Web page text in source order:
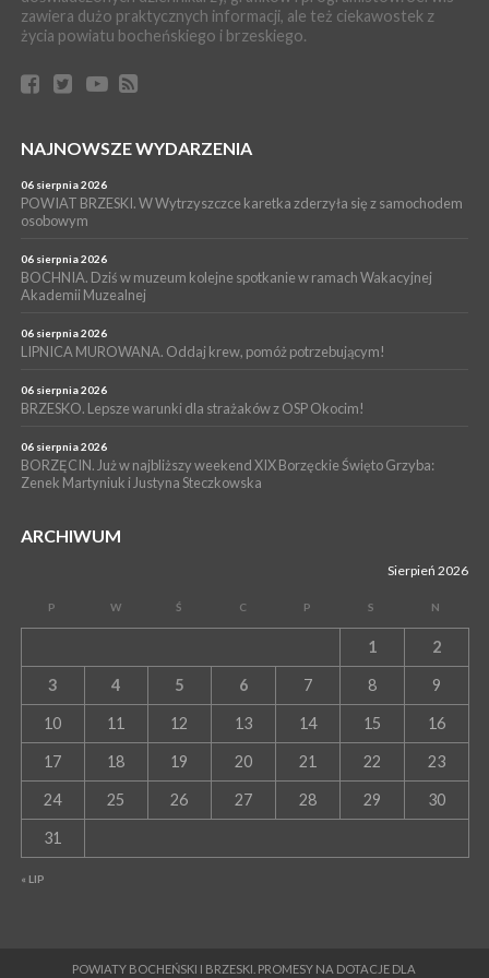
WYDARZENIA
04 sierpnia 2026
MAŁOPOLSKA. Liczba stulatków wciąż rośnie
ARTYKUŁ PARTNERSKI
WYDARZENIA
04 sierpnia 2026
BRZESKO. Już jest Karta Mieszkańca Gminy Brzesko. Co to
oznacza?
zawiera dużo praktycznych informacji, ale też ciekawostek z
życia powiatu bocheńskiego i brzeskiego.
NAJNOWSZE WYDARZENIA
06 sierpnia 2026
POWIAT BRZESKI. W Wytrzyszczce karetka zderzyła się z samochodem
osobowym
06 sierpnia 2026
BOCHNIA. Dziś w muzeum kolejne spotkanie w ramach Wakacyjnej
Akademii Muzealnej
06 sierpnia 2026
LIPNICA MUROWANA. Oddaj krew, pomóż potrzebującym!
06 sierpnia 2026
BRZESKO. Lepsze warunki dla strażaków z OSP Okocim!
06 sierpnia 2026
BORZĘCIN. Już w najbliższy weekend XIX Borzęckie Święto Grzyba:
Zenek Martyniuk i Justyna Steczkowska
ARCHIWUM
Sierpień 2026
P W Ś C P S N
« LIP
1 2
3 4 5 6 7 8 9
10 11 12 13 14 15 16
17 18 19 20 21 22 23
24 25 26 27 28 29 30
31
POWIATY BOCHEŃSKI I BRZESKI. PROMESY NA DOTACJE DLA